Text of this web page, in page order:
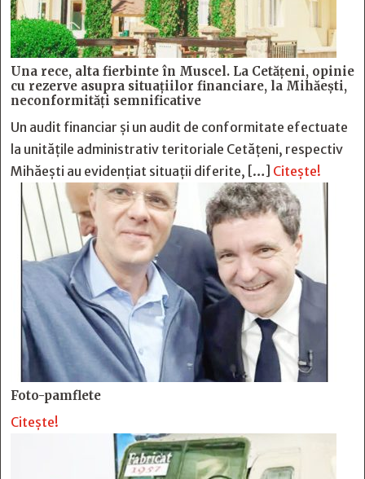
Una rece, alta fierbinte în Muscel. La Cetăţeni, opinie
cu rezerve asupra situaţiilor financiare, la Mihăeşti,
neconformităţi semnificative
Un audit financiar și un audit de conformitate efectuate
la unitățile administrativ teritoriale Cetățeni, respectiv
Mihăești au evidențiat situații diferite, […] Citește!
Foto-pamflete
Citește!